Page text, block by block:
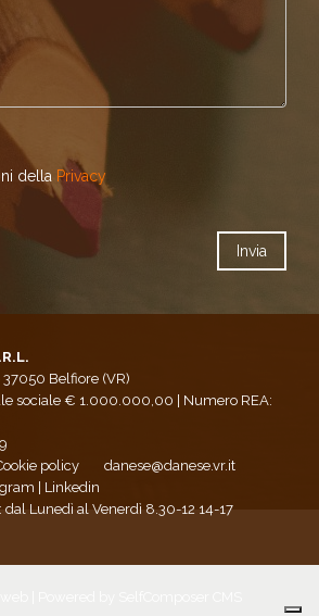
della Privacy
Belfiore (VR)
sociale € 1.000.000,00 | Numero REA:
policy
danese@danese.vr.it
Linkedin
dal Lunedì al Venerdì 8.30-12 14-17